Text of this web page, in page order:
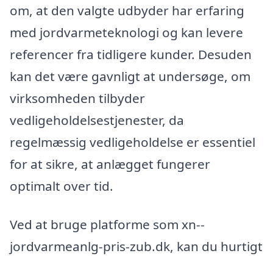
om, at den valgte udbyder har erfaring
med jordvarmeteknologi og kan levere
referencer fra tidligere kunder. Desuden
kan det være gavnligt at undersøge, om
virksomheden tilbyder
vedligeholdelsestjenester, da
regelmæssig vedligeholdelse er essentiel
for at sikre, at anlægget fungerer
optimalt over tid.
Ved at bruge platforme som xn--
jordvarmeanlg-pris-zub.dk, kan du hurtigt